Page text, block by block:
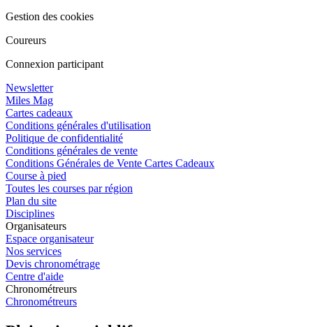
Gestion des cookies
Coureurs
Connexion participant
Newsletter
Miles Mag
Cartes cadeaux
Conditions générales d'utilisation
Politique de confidentialité
Conditions générales de vente
Conditions Générales de Vente Cartes Cadeaux
Course à pied
Toutes les courses par région
Plan du site
Disciplines
Organisateurs
Espace organisateur
Nos services
Devis chronométrage
Centre d'aide
Chronométreurs
Chronométreurs